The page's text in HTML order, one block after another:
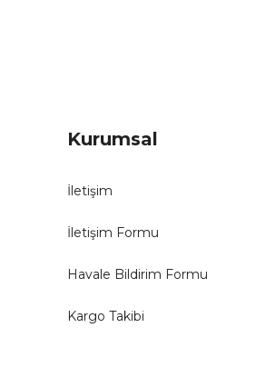
Kurumsal
İletişim
İletişim Formu
Havale Bildirim Formu
Kargo Takibi